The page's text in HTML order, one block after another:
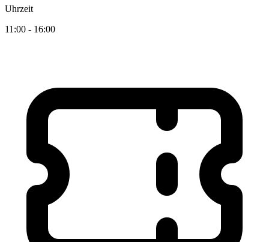
Uhrzeit
11:00 - 16:00